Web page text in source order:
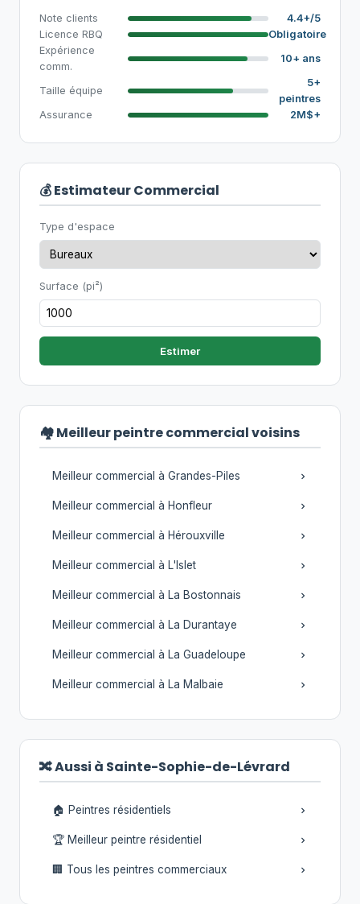
Note clients
4.4+/5
Licence RBQ
Obligatoire
Expérience
comm.
10+ ans
Taille équipe
5+
peintres
Assurance
2M$+
💰 Estimateur Commercial
Type d'espace
Surface (pi²)
Estimer
🏘️ Meilleur peintre commercial voisins
Meilleur commercial à Grandes-Piles
Meilleur commercial à Honfleur
Meilleur commercial à Hérouxville
Meilleur commercial à L'Islet
Meilleur commercial à La Bostonnais
Meilleur commercial à La Durantaye
Meilleur commercial à La Guadeloupe
Meilleur commercial à La Malbaie
🔀 Aussi à Sainte-Sophie-de-Lévrard
🏠 Peintres résidentiels
🏆 Meilleur peintre résidentiel
🏢 Tous les peintres commerciaux